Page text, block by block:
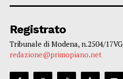
Registrato
Tribunale di Modena, n.2504/17VG
redazione@primopiano.net